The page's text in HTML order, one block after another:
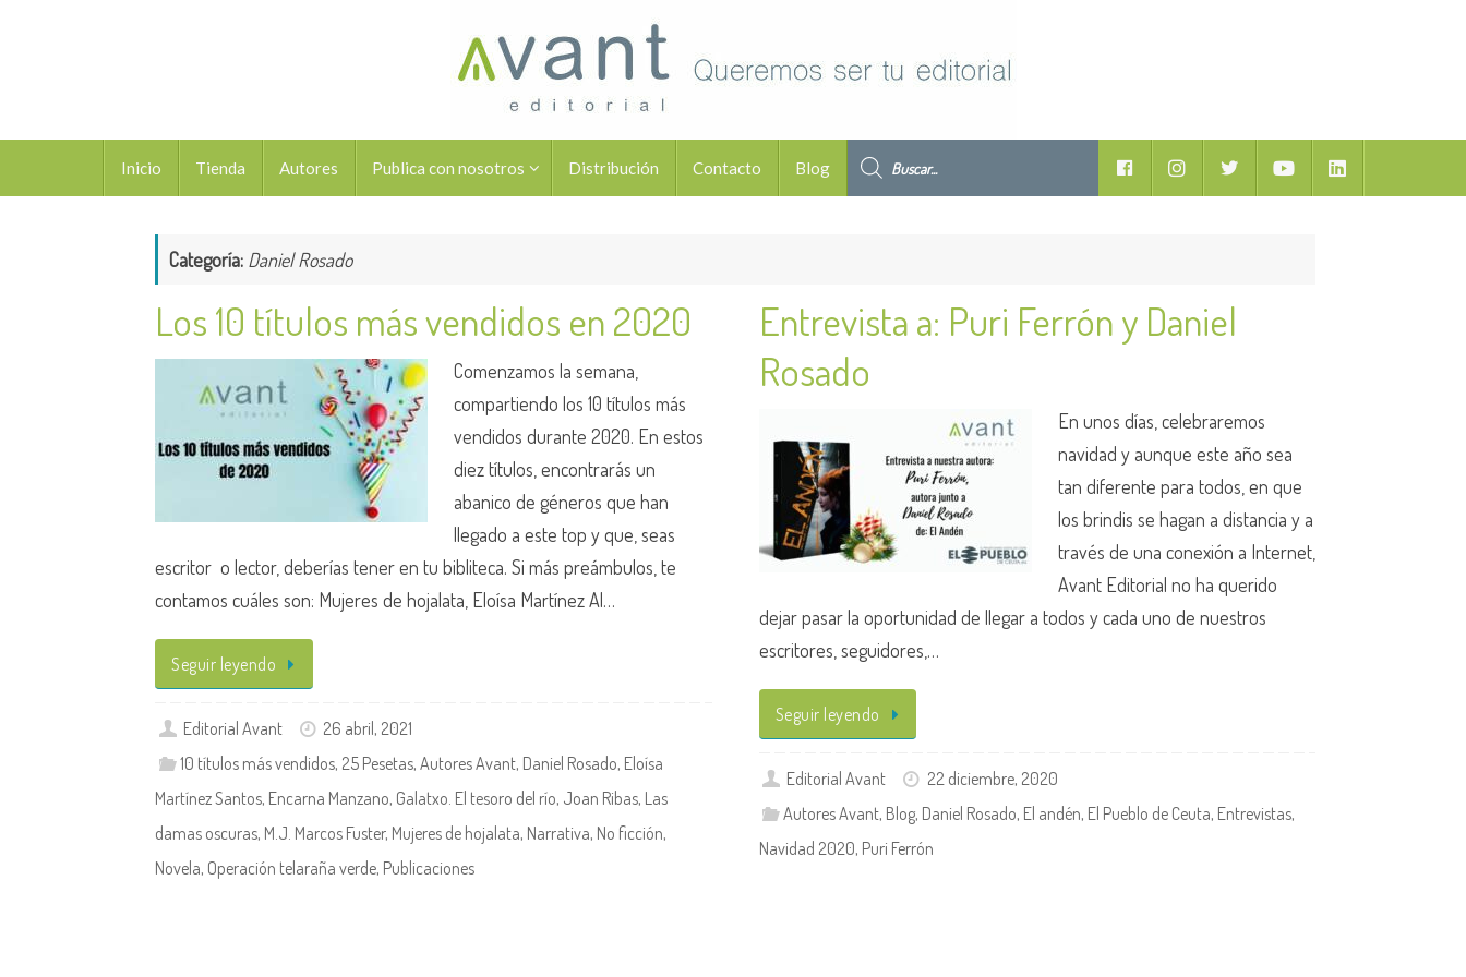
contenido
Inicio Tienda Autores Publica con nosotros Distribución Contacto Blog
Facebook YoutubeLinkedIn
Categoría: Daniel Rosado
Los 10 títulos más vendidos en 2020
Comenzamos la semana,
compartiendo los 10 títulos más
vendidos durante 2020. En estos
diez títulos, encontrarás un
abanico de géneros que han
llegado a este top y que, seas
escritor o lector, deberías tener en tu bibliteca. Si más preámbulos, te
contamos cuáles son: Mujeres de hojalata, Eloísa Martínez Al…
Seguir leyendo
Editorial Avant
26 abril, 2021
10 títulos más vendidos, 25 Pesetas,Autores Avant, Daniel Rosado, Eloísa
Martínez Santos, Encarna Manzano, Galatxo. El tesoro del río, Joan Ribas, Las
damas oscuras, M.J. Marcos Fuster, Mujeres de hojalata, Narrativa, No ficción,
Novela, Operación telaraña verde, Publicaciones
Entrevista a: Puri Ferrón y Daniel
Rosado
En unos días, celebraremos
navidad y aunque este año sea
tan diferente para todos, en que
los brindis se hagan a distancia y a
través de una conexión a Internet,
Avant Editorial no ha querido
dejar pasar la oportunidad de llegar a todos y cada uno de nuestros
escritores, seguidores,…
Seguir leyendo
Editorial Avant
22 diciembre, 2020
Autores Avant, Blog, Daniel Rosado, El andén, El Pueblo de Ceuta, Entrevistas,
Navidad 2020, Puri Ferrón